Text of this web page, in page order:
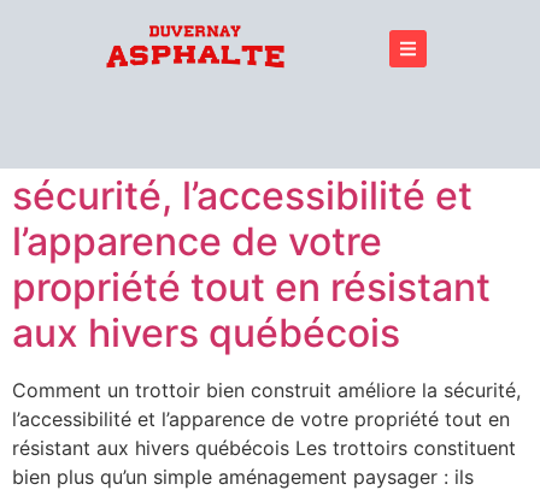
sécurité, l’accessibilité et
l’apparence de votre
propriété tout en résistant
aux hivers québécois
Comment un trottoir bien construit améliore la sécurité,
l’accessibilité et l’apparence de votre propriété tout en
résistant aux hivers québécois Les trottoirs constituent
bien plus qu’un simple aménagement paysager : ils